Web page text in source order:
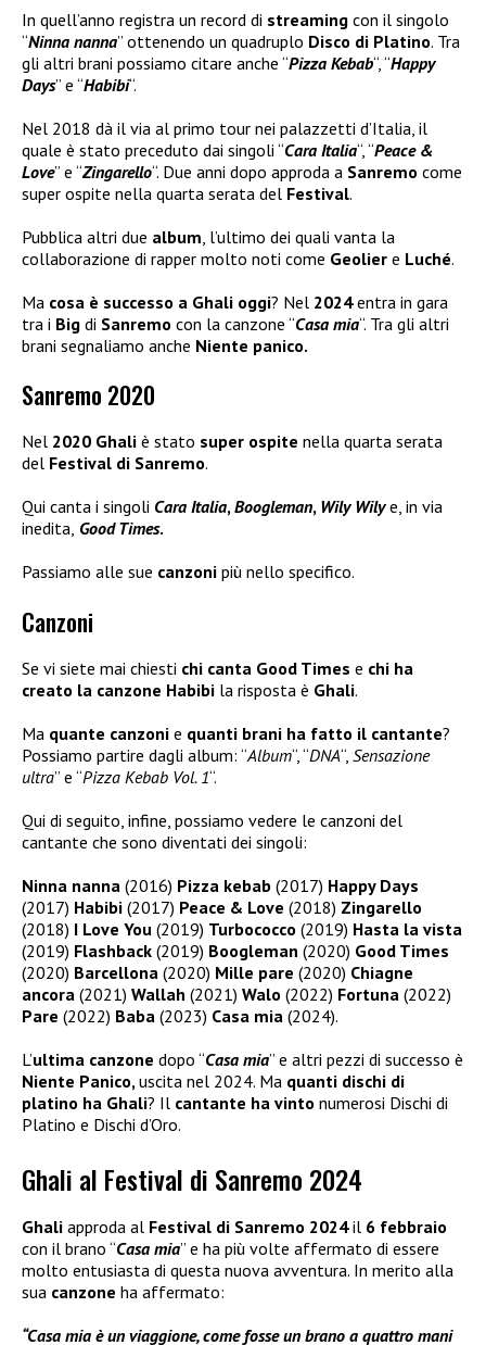
In quell’anno registra un record di streaming con il singolo
“Ninna nanna” ottenendo un quadruplo Disco di Platino. Tra
gli altri brani possiamo citare anche “Pizza Kebab“, “Happy
Days” e “Habibi“.
Nel 2018 dà il via al primo tour nei palazzetti d’Italia, il
quale è stato preceduto dai singoli “Cara Italia“, “Peace &
Love” e “Zingarello“. Due anni dopo approda a Sanremo come
super ospite nella quarta serata del Festival.
Pubblica altri due album , l’ultimo dei quali vanta la
collaborazione di rapper molto noti come Geolier e Luché.
Ma cosa è successo a Ghali oggi? Nel 2024entra in gara
tra i Big di Sanremo con la canzone “Casa mia“. Tra gli altri
brani segnaliamo anche Niente panico.
Sanremo 2020
Nel 2020 Ghali è stato super ospite nella quarta serata
del Festival di Sanremo.
Qui canta i singoli Cara Italia,Boogleman, Wily Wilye, in via
inedita, Good Times.
Passiamo alle sue canzoni più nello specifico.
Canzoni
Se vi siete mai chiesti chi canta Good Times e chi ha
creato la canzone Habibi la risposta è Ghali.
Ma quante canzoni e quanti brani ha fatto il cantante?
Possiamo partire dagli album: “Album“, “DNA“, Sensazione
ultra” e “Pizza Kebab Vol. 1“.
Qui di seguito, infine, possiamo vedere le canzoni del
cantante che sono diventati dei singoli:
Ninna nanna (2016) Pizza kebab (2017) Happy Days
(2017) Habibi (2017) Peace & Love (2018) Zingarello
(2018) I Love You (2019) Turbococco (2019) Hasta la vista
(2019) Flashback (2019) Boogleman (2020) Good Times
(2020) Barcellona (2020) Mille pare (2020) Chiagne
ancora (2021) Wallah (2021) Walo (2022) Fortuna (2022)
Pare (2022) Baba (2023) Casa mia (2024).
L’ultima canzone dopo “Casa mia” e altri pezzi di successo è
Niente Panico, uscita nel 2024. Ma quanti dischi di
platino ha Ghali? Il cantante ha vinto numerosi Dischi di
Platino e Dischi d’Oro.
Ghali al Festival di Sanremo 2024
Ghali approda al Festival di Sanremo 2024il 6 febbraio
con il brano “Casa mia” e ha più volte affermato di essere
molto entusiasta di questa nuova avventura. In merito alla
sua canzone ha affermato:
“Casa mia è un viaggione, come fosse un brano a quattro mani